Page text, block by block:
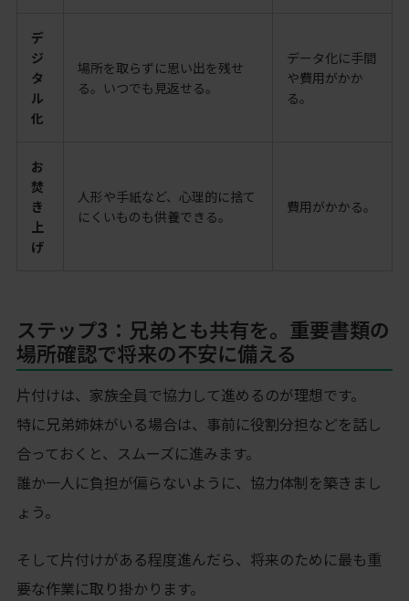
デ
ジ
タ
ル
化
場所を取らずに思い出を残せ
る。いつでも見返せる。
データ化に手間
や費用がかか
る。
お
焚
き
上
げ
人形や手紙など、心理的に捨て
にくいものも供養できる。
費用がかかる。
ステップ3：兄弟とも共有を。重要書類の
場所確認で将来の不安に備える
片付けは、家族全員で協力して進めるのが理想です。
特に兄弟姉妹がいる場合は、事前に役割分担などを話し
合っておくと、スムーズに進みます。
誰か一人に負担が偏らないように、協力体制を築きまし
ょう。
そして片付けがある程度進んだら、将来のために最も重
要な作業に取り掛かります。